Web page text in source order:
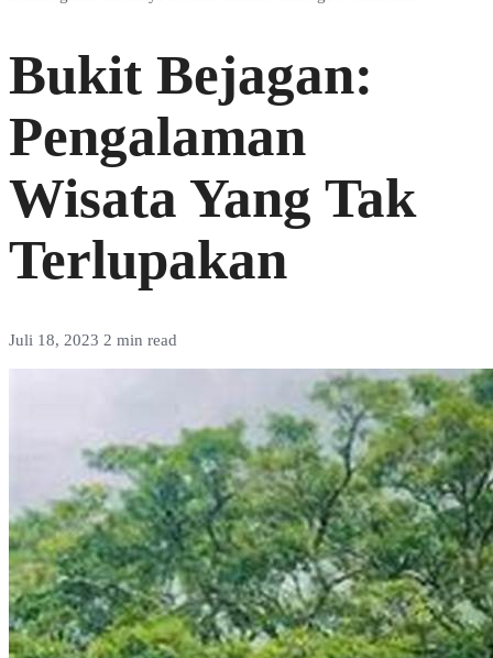
Bukit Bejagan:
Pengalaman
Wisata Yang Tak
Terlupakan
Juli 18, 2023 2 min read